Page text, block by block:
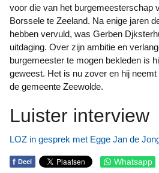
voor die van het burgemeesterschap
Borssele te Zeeland. Na enige jaren
hebben vervuld, was Gerben
uitdaging. Over zijn ambitie en
burgemeester te mogen bekleden is
geweest. Het is nu zover en hij
de gemeente Zeewolde.
Luister interview
LOZ in gesprek met Egge Jan de
f Deel Whatsapp